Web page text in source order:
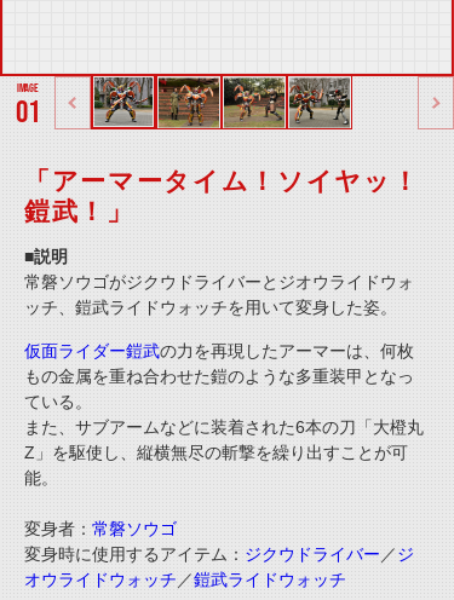
01
「アーマータイム！ソイヤッ！
鎧武！」
■説明
常磐ソウゴがジクウドライバーとジオウライドウォ
ッチ、鎧武ライドウォッチを用いて変身した姿。
仮面ライダー鎧武の力を再現したアーマーは、何枚
もの金属を重ね合わせた鎧のような多重装甲となっ
ている。
また、サブアームなどに装着された6本の刀「大橙丸
Z」を駆使し、縦横無尽の斬撃を繰り出すことが可
能。
変身者： 常磐ソウゴ
変身時に使用するアイテム： ジクウドライバー ／ジ
オウライドウォッチ ／鎧武ライドウォッチ